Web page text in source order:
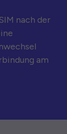
nach der
am